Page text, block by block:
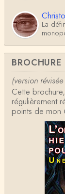
La
d'avoir
Jean-
L'Etat
me,
Je
e,
BROCHURE
(version
Cette
régulièrement
points de mon